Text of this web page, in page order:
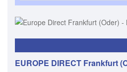
EUROPE DIRECT Frankfurt